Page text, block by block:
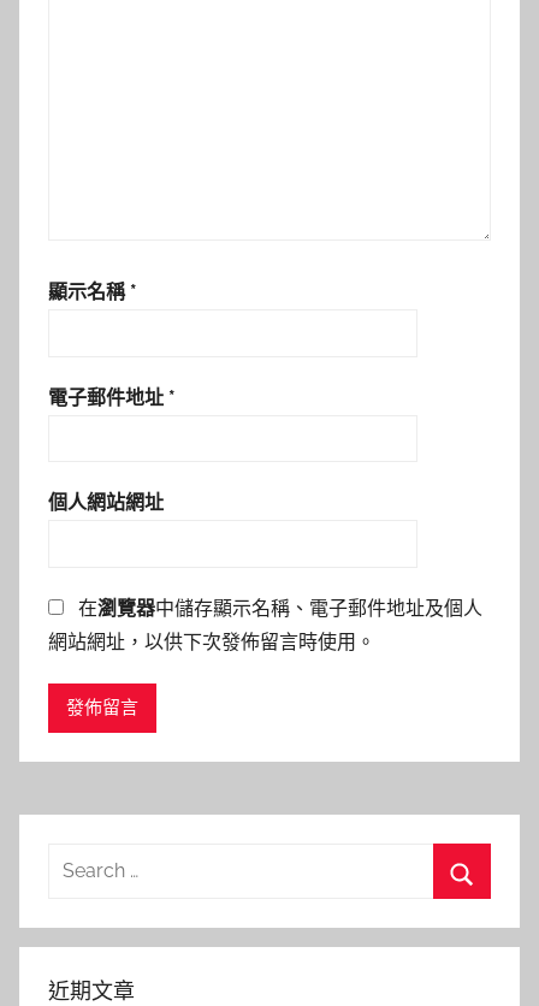
顯示名稱 *
電子郵件地址 *
個人網站網址
在瀏覽器中儲存顯示名稱、電子郵件地址及個人
網站網址，以供下次發佈留言時使用。
Search
近期文章